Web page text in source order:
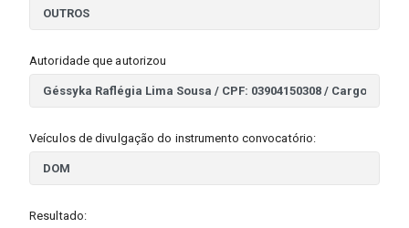
Autoridade que autorizou
Veículos de divulgação do instrumento convocatório:
Resultado: